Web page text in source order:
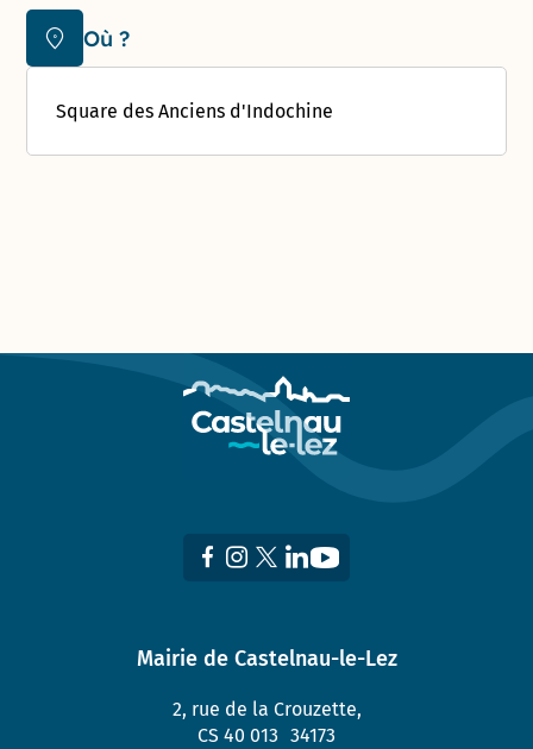
Où ?
Square des Anciens d'Indochine
Mairie de Castelnau-le-Lez
2, rue de la Crouzette,
CS 40 013 34173